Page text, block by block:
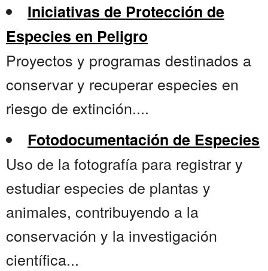
Iniciativas de Protección de
Especies en Peligro
Proyectos y programas destinados a
conservar y recuperar especies en
riesgo de extinción....
Fotodocumentación de Especies
Uso de la fotografía para registrar y
estudiar especies de plantas y
animales, contribuyendo a la
conservación y la investigación
científica...